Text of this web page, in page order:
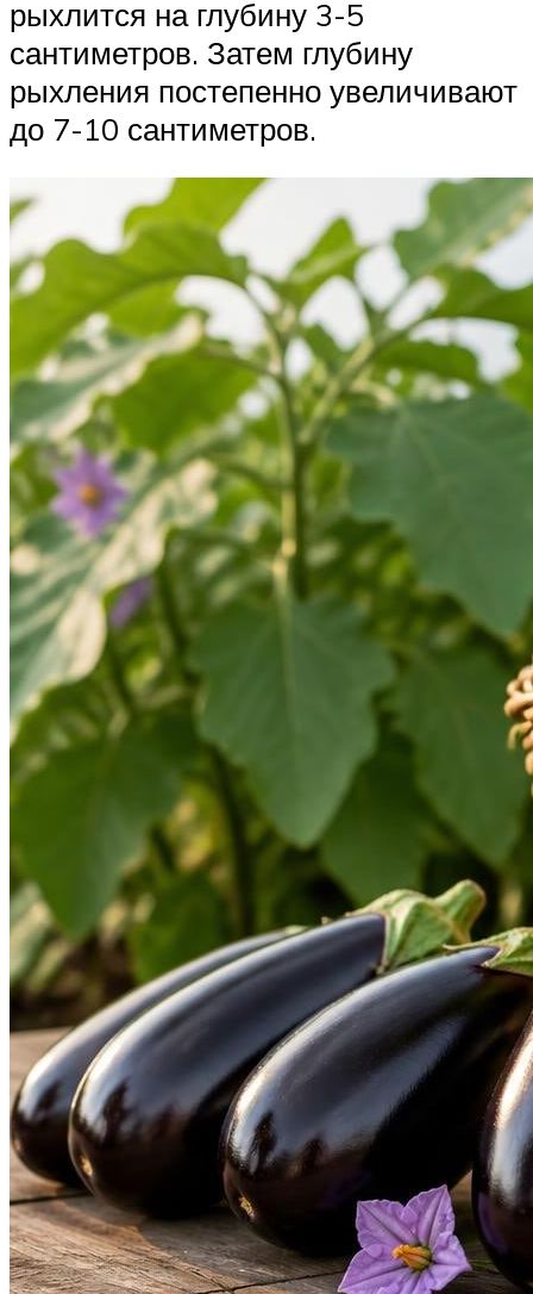
рыхлится на глубину 3-5
сантиметров. Затем глубину
рыхления постепенно увеличивают
до 7-10 сантиметров.